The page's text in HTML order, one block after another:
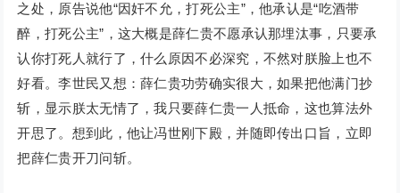
之处，原告说他“因奸不允，打死公主”，他承认是“吃酒带
醉，打死公主”，这大概是薛仁贵不愿承认那埋汰事，只要承
认你打死人就行了，什么原因不必深究，不然对朕脸上也不
好看。李世民又想：薛仁贵功劳确实很大，如果把他满门抄
斩，显示朕太无情了，我只要薛仁贵一人抵命，这也算法外
开思了。想到此，他让冯世刚下殿，并随即传出口旨，立即
把薛仁贵开刀问斩。